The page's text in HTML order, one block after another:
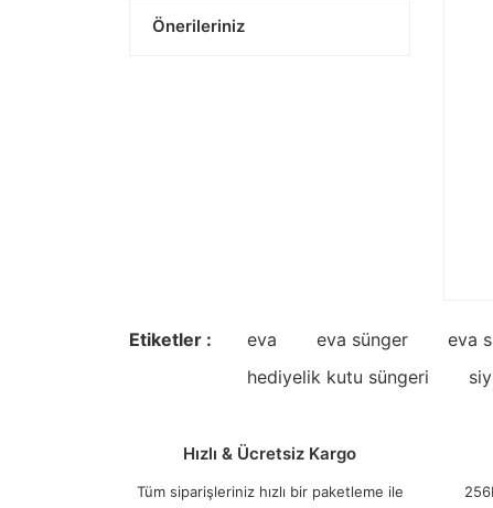
Önerileriniz
Etiketler : eva eva sünger eva
hediyelik kutu süngeri
Hızlı & Ücretsiz Kargo
Tüm siparişleriniz hızlı bir paketleme ile